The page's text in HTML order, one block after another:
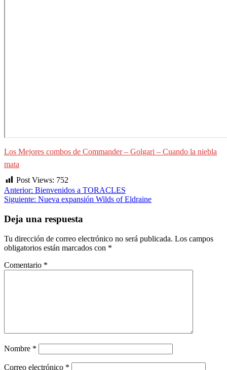
Los Mejores combos de Commander – Golgari – Cuando la niebla
mata
Post Views: 752
Navegación
de
entradas
Anterior: Bienvenidos a TORACLES
Siguiente: Nueva expansión Wilds of Eldraine
Deja una respuesta
Tu dirección de correo electrónico no será publicada. Los campos
obligatorios están marcados con *
Comentario *
Nombre *
Correo electrónico *